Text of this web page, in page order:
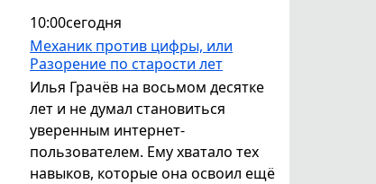
10:00сегодня
Механик против цифры, или
Разорение по старости лет
Илья Грачёв на восьмом десятке
лет и не думал становиться
уверенным интернет-
пользователем. Ему хватало тех
навыков, которые она освоил ещё